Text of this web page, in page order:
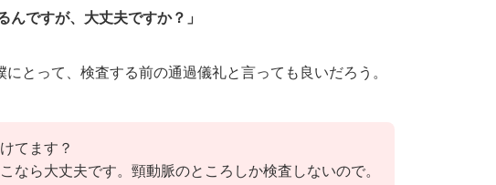
んですが、大丈夫ですか？」
とって、検査する前の通過儀礼と言っても良いだろう。
てます？
なら大丈夫です。頸動脈のところしか検査しないので。